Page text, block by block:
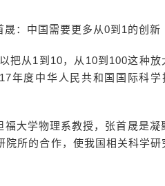
晟：中国需要更多从0到1的创新
把从1到10，从10到100这种
年度中华人民共和国国际科
福大学物理系教授，张首晟是
院所的合作，使我国相关科学